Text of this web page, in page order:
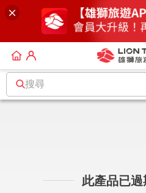
搜尋
此產品已